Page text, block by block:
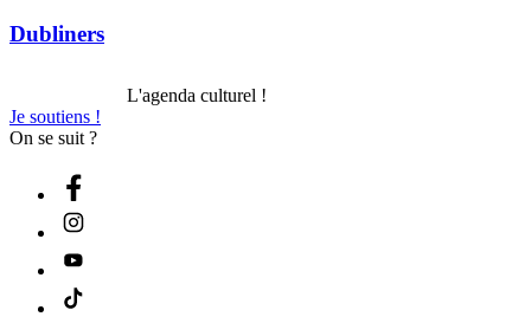
Dubliners
L'agenda culturel !
Je soutiens !
On se suit ?